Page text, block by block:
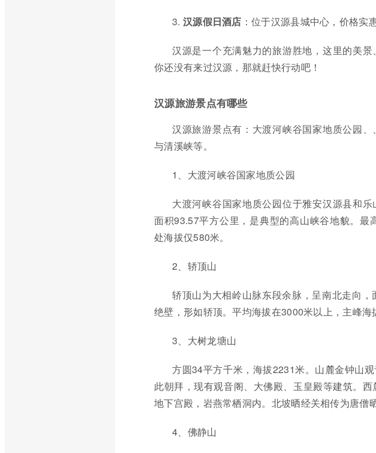
3. 汉源假日酒店 ：位于汉源县城中心，价格实
汉源是一个充满魅力的旅游胜地，这里的美
你还没有来过汉源，那就赶快行动吧！
汉源旅游景点有哪些
汉源旅游景点有：大渡河峡谷国家地质公园
与清溪峡等。
1、大渡河峡谷国家地质公园
大渡河峡谷国家地质公园位于雅安汉源县和
面积93.57平方公里，是典型的高山峡谷地貌。
处海拔仅580米。
2、轿顶山
轿顶山为大相岭山脉东段余脉，呈南北走向
绝壁，形如轿顶。平均海拔在3000米以上，主峰海
3、大树龙塘山
方圆34平方千米，海拔2231米。山麓金钟山
此朝拜，现有观音阁、大佛殿、玉皇殿等建筑。
地下宫殿，岩燕常栖洞内。北坡晒经关相传为唐僧
4、佛静山